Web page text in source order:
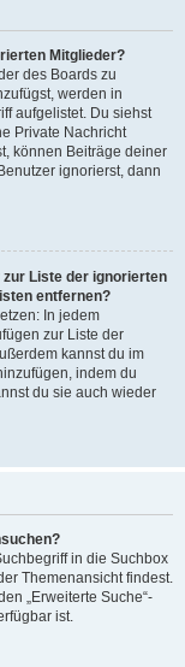
Mitglieder?
des Boards zu
werden in
aufgelistet. Du siehst
Private Nachricht
können Beiträge deiner
ignorierst, dann
Liste der ignorierten
entfernen?
In jedem
zur Liste der
kannst du im
indem du
du sie auch wieder
in die Suchbox
Themenansicht findest.
„Erweiterte Suche“-
ist.